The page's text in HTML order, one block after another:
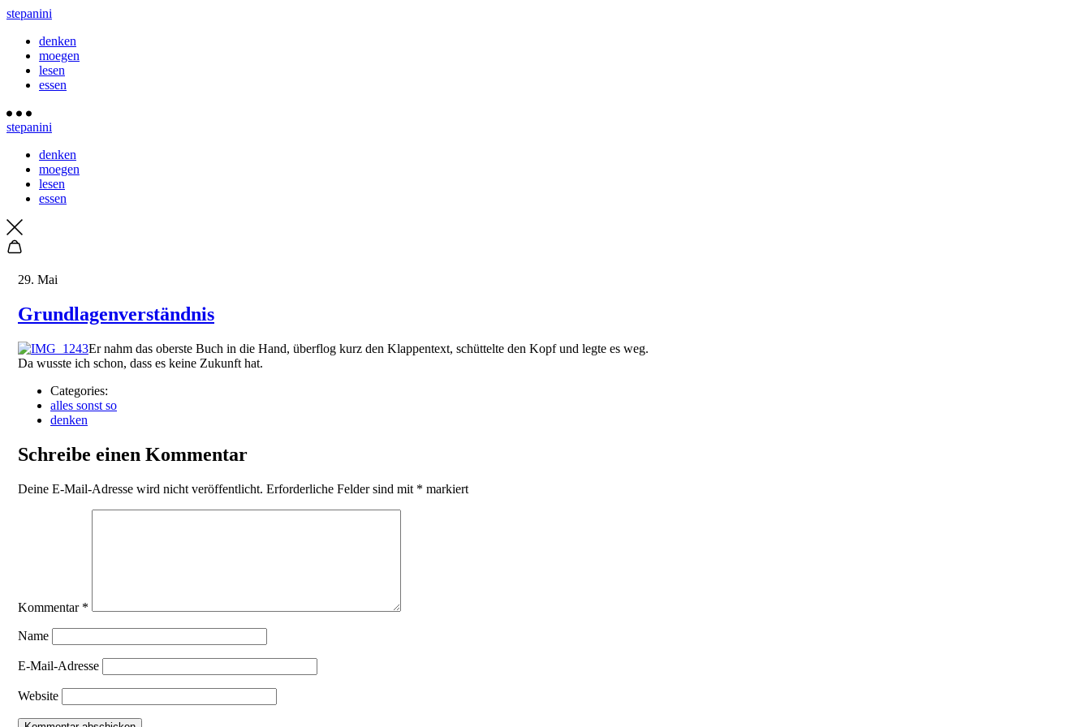
stepanini
denken
moegen
lesen
essen
stepanini
denken
moegen
lesen
essen
29. Mai
Grundlagenverständnis
Er nahm das oberste Buch in die Hand, überflog kurz den Klappentext, schüttelte den Kopf und legte es weg.
Da wusste ich schon, dass es keine Zukunft hat.
Categories:
alles sonst so
denken
Schreibe einen Kommentar
Deine E-Mail-Adresse wird nicht veröffentlicht. Erforderliche Felder sind mit * markiert
Kommentar *
Name
E-Mail-Adresse
Website